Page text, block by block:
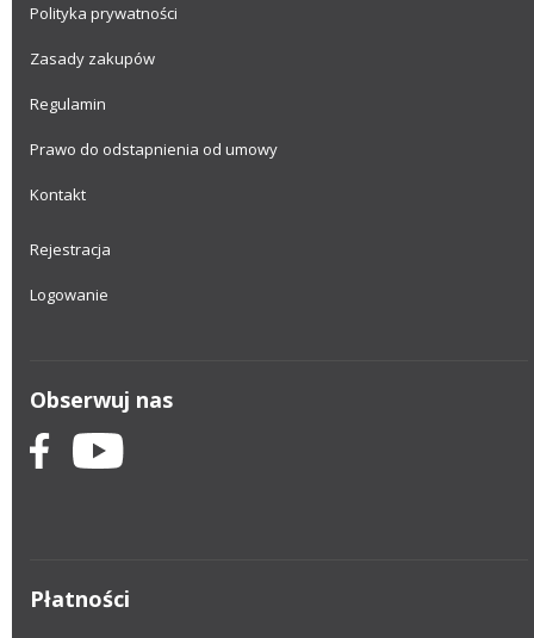
Polityka prywatności
Zasady zakupów
Regulamin
Prawo do odstapnienia od umowy
Kontakt
Rejestracja
Logowanie
Obserwuj nas
Płatności